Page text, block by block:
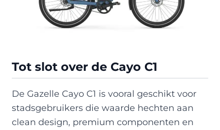
Tot slot over de Cayo C1
De Gazelle Cayo C1 is vooral geschikt voor
stadsgebruikers die waarde hechten aan
clean design, premium componenten en